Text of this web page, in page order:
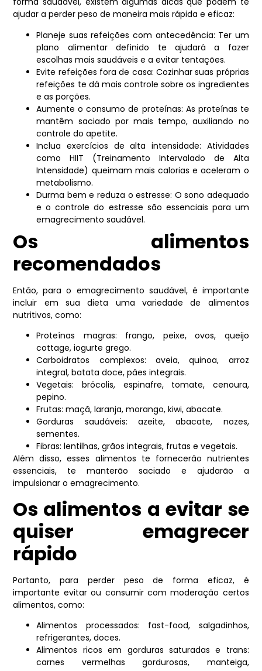
ajudar a perder peso de maneira mais rápida e eficaz:
Planeje suas refeições com antecedência: Ter um
plano alimentar definido te ajudará a fazer
escolhas mais saudáveis e a evitar tentações.
Evite refeições fora de casa: Cozinhar suas próprias
refeições te dá mais controle sobre os ingredientes
e as porções.
Aumente o consumo de proteínas: As proteínas te
mantêm saciado por mais tempo, auxiliando no
controle do apetite.
Inclua exercícios de alta intensidade: Atividades
como HIIT (Treinamento Intervalado de Alta
Intensidade) queimam mais calorias e aceleram o
metabolismo.
Durma bem e reduza o estresse: O sono adequado
e o controle do estresse são essenciais para um
emagrecimento saudável.
Os alimentos
recomendados
Então, para o emagrecimento saudável, é importante
incluir em sua dieta uma variedade de alimentos
nutritivos, como:
Proteínas magras: frango, peixe, ovos, queijo
cottage, iogurte grego.
Carboidratos complexos: aveia, quinoa, arroz
integral, batata doce, pães integrais.
Vegetais: brócolis, espinafre, tomate, cenoura,
pepino.
Frutas: maçã, laranja, morango, kiwi, abacate.
Gorduras saudáveis: azeite, abacate, nozes,
sementes.
Fibras: lentilhas, grãos integrais, frutas e vegetais.
Além disso, esses alimentos te fornecerão nutrientes
essenciais, te manterão saciado e ajudarão a
impulsionar o emagrecimento.
Os alimentos a evitar se
quiser emagrecer
rápido
Portanto, para perder peso de forma eficaz, é
importante evitar ou consumir com moderação certos
alimentos, como:
Alimentos processados: fast-food, salgadinhos,
refrigerantes, doces.
Alimentos ricos em gorduras saturadas e trans:
carnes vermelhas gordurosas, manteiga,